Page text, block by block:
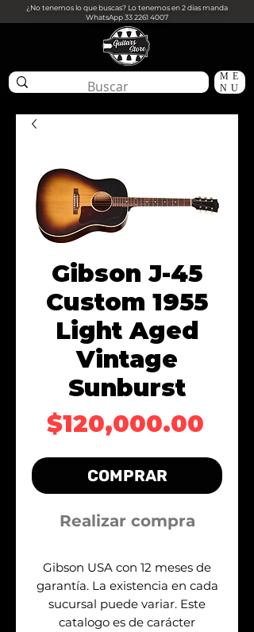
¿No tenemos lo que buscas? Lo tenemos en 2 dias manda
WhatsApp33 2261 4007
ME
NU
Gibson J-45
Custom 1955
Light Aged
Vintage
Sunburst
$120,000.00
COMPRAR
Realizar compra
Gibson USA con 12 meses de
garantía. La existencia en cada
sucursal puede variar. Este
catalogo es de carácter